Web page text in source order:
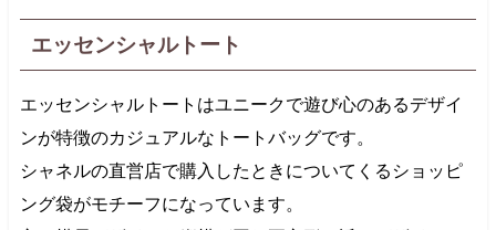
エッセンシャルトート
エッセンシャルトートはユニークで遊び心のあるデザイ
ンが特徴のカジュアルなトートバッグです。
シャネルの直営店で購入したときについてくるショッピ
ング袋がモチーフになっています。